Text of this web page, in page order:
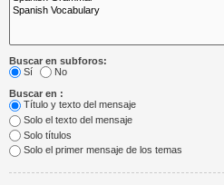
Buscar en subforos:
Sí
No
Buscar en :
Título y texto del mensaje
Solo el texto del mensaje
Solo títulos
Solo el primer mensaje de los temas